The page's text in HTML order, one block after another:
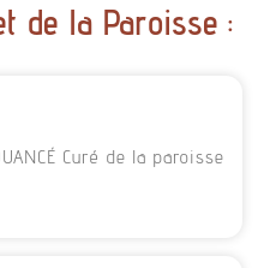
de la Paroisse :
Curé de la paroisse